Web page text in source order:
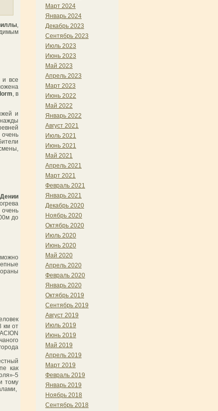
все
, в
и
до
можно
км от
как
5
тому
Март 2024
Январь 2024
Декабрь 2023
Сентябрь 2023
Июль 2023
Июнь 2023
Май 2023
Апрель 2023
Март 2023
Июнь 2022
Май 2022
Январь 2022
Август 2021
Июль 2021
Июнь 2021
Май 2021
Апрель 2021
Март 2021
Февраль 2021
Январь 2021
Декабрь 2020
Ноябрь 2020
Октябрь 2020
Июль 2020
Июнь 2020
Май 2020
Апрель 2020
Февраль 2020
Январь 2020
Октябрь 2019
Сентябрь 2019
Август 2019
Июль 2019
Июнь 2019
Май 2019
Апрель 2019
Март 2019
Февраль 2019
Январь 2019
Ноябрь 2018
Сентябрь 2018